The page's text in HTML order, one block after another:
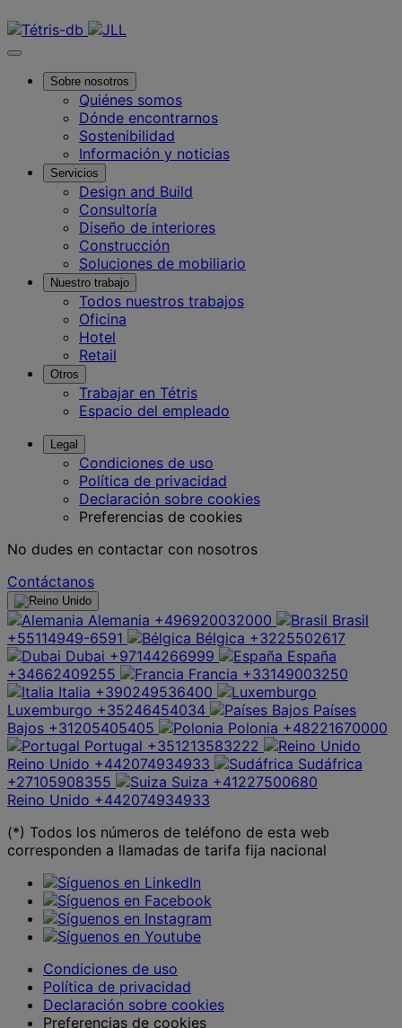
Sobre nosotros
Quiénes somos
Dónde encontrarnos
Sostenibilidad
Información y noticias
Servicios
Design and Build
Consultoría
Diseño de interiores
Construcción
Soluciones de mobiliario
Nuestro trabajo
Todos nuestros trabajos
Oficina
Hotel
Retail
Otros
Trabajar en Tétris
Espacio del empleado
Legal
Condiciones de uso
Política de privacidad
Declaración sobre cookies
Preferencias de cookies
No dudes en contactar con nosotros
Contáctanos
Alemania +496920032000
Brasil
+55114949-6591
Bélgica +3225502617
Dubai +97144266999
España
+34662409255
Francia +33149003250
Italia +390249536400
Luxemburgo +35246454034
Países
Bajos +31205405405 Polonia +48221670000
Portugal +351213583222
Reino Unido +442074934933
Sudáfrica
+27105908355
Suiza +41227500680
Reino Unido +442074934933
(*) Todos los números de teléfono de esta web
corresponden a llamadas de tarifa fija nacional
Condiciones de uso
Política de privacidad
Declaración sobre cookies
Preferencias de cookies